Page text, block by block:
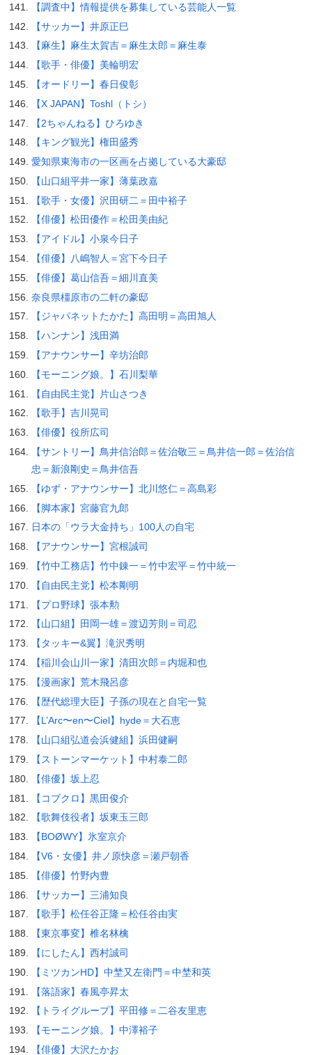
【調査中】情報提供を募集している芸能人一覧
【サッカー】井原正巳
【麻生】麻生太賀吉＝麻生太郎＝麻生泰
【歌手・俳優】美輪明宏
【オードリー】春日俊彰
【X JAPAN】Toshl（トシ）
【2ちゃんねる】ひろゆき
【キング観光】権田盛秀
愛知県東海市の一区画を占拠している大豪邸
【山口組平井一家】薄葉政嘉
【歌手・女優】沢田研二＝田中裕子
【俳優】松田優作＝松田美由紀
【アイドル】小泉今日子
【俳優】八嶋智人＝宮下今日子
【俳優】葛山信吾＝細川直美
奈良県橿原市の二軒の豪邸
【ジャパネットたかた】高田明＝高田旭人
【ハンナン】浅田満
【アナウンサー】辛坊治郎
【モーニング娘。】石川梨華
【自由民主党】片山さつき
【歌手】吉川晃司
【俳優】役所広司
【サントリー】鳥井信治郎＝佐治敬三＝鳥井信一郎＝佐治信
忠＝新浪剛史＝鳥井信吾
【ゆず・アナウンサー】北川悠仁＝高島彩
【脚本家】宮藤官九郎
日本の「ウラ大金持ち」100人の自宅
【アナウンサー】宮根誠司
【竹中工務店】竹中錬一＝竹中宏平＝竹中統一
【自由民主党】松本剛明
【プロ野球】張本勲
【山口組】田岡一雄＝渡辺芳則＝司忍
【タッキー&翼】滝沢秀明
【稲川会山川一家】清田次郎＝内堀和也
【漫画家】荒木飛呂彦
【歴代総理大臣】子孫の現在と自宅一覧
【L’Arc〜en〜Ciel】hyde＝大石恵
【山口組弘道会浜健組】浜田健嗣
【ストーンマーケット】中村泰二郎
【俳優】坂上忍
【コブクロ】黒田俊介
【歌舞伎役者】坂東玉三郎
【BOØWY】氷室京介
【V6・女優】井ノ原快彦＝瀬戸朝香
【俳優】竹野内豊
【サッカー】三浦知良
【歌手】松任谷正隆＝松任谷由実
【東京事変】椎名林檎
【にしたん】西村誠司
【ミツカンHD】中埜又左衛門＝中埜和英
【落語家】春風亭昇太
【トライグループ】平田修＝二谷友里恵
【モーニング娘。】中澤裕子
【俳優】大沢たかお